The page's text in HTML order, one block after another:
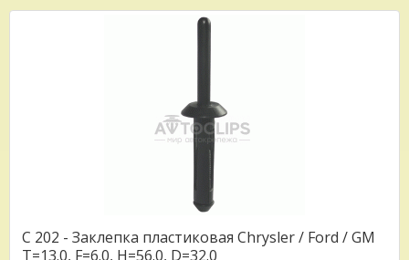
C 202 - Заклепка пластиковая Chrysler / Ford / GM
T=13.0, F=6.0, H=56.0, D=32.0